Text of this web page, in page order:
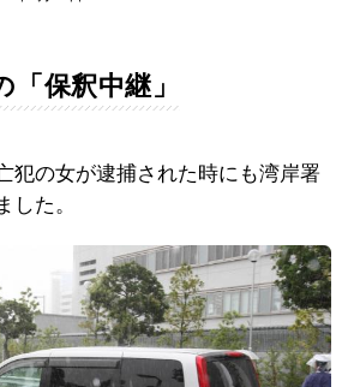
保釈中継」
犯の女が逮捕された時にも湾岸署
した。